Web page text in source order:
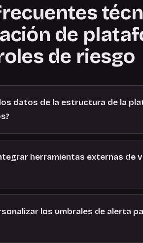
de
de riesgo
datos de la estructura de la
herramientas externas de
los umbrales de alerta